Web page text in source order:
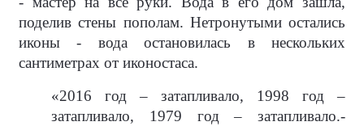
поделив стены пополам. Нетронутыми остались
иконы - вода остановилась в нескольких
сантиметрах от иконостаса.
«2016 год – затапливало, 1998 год –
затапливало, 1979 год – затапливало.-